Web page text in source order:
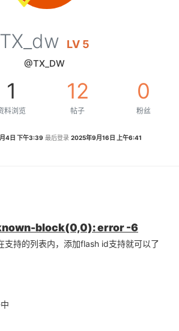
TX_dw LV 5
@TX_DW
1
料浏览
12
帖子
0
粉丝
4日 下午3:39 最后登录 2025年9月16日 上午6:41
block(0,0): error -6
持的列表内，添加flash id支持就可以了